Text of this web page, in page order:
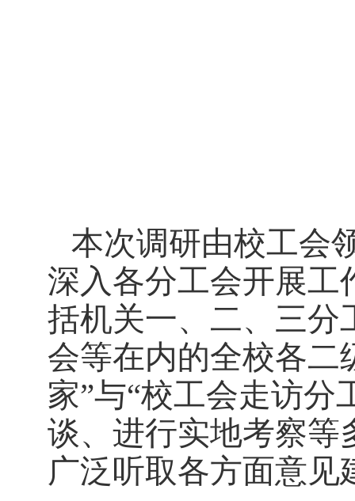
本次调研由校工会
深入各分工会开展工
括机关一、二、三分
会等在内的全校各二
家”与“校工会走访
谈、进行实地考察等
广泛听取各方面意见